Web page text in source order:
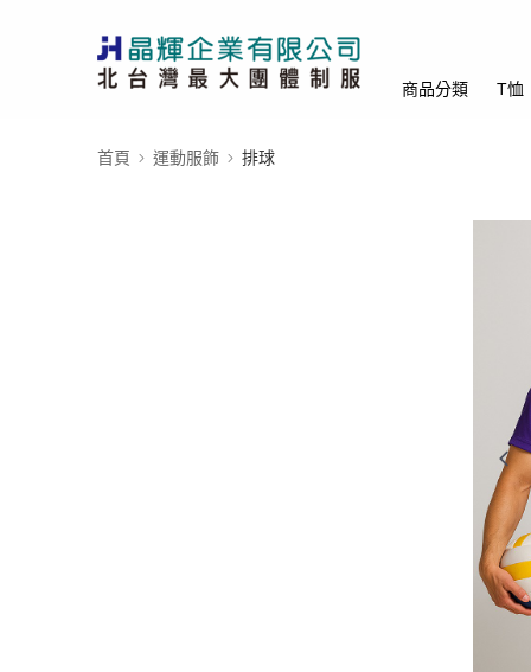
商品分類 T恤
首頁 運動服飾 排球